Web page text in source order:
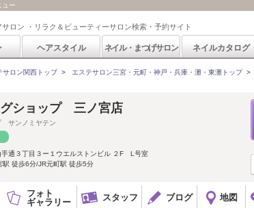
ュー
サロン ・リラク＆ビューティーサロン検索・予約サイト
ヘアスタイル ネイル・まつげサロン ネイルカタログ
サロン関西トップ> エステサロン三宮・元町・神戸・兵庫・灘・東灘トップ>
ショップ 三ノ宮店
サンノミヤテン
手通３丁目３ー１ウエルストンビル ２F L号室
駅 徒歩6分/JR元町駅 徒歩5分
フォト
ギャラリー
スタッフ ブログ 地図